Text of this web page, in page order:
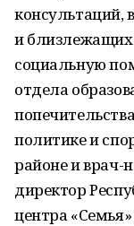
консультаций,
и близлежащих
социальную
отдела
политике и
районе и врач-
директор
центра